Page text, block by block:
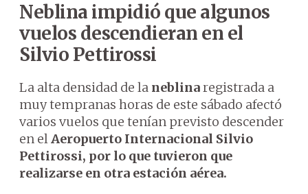
Neblina impidió que algunos
vuelos descendieran en el
Silvio Pettirossi
La alta densidad de la neblinaregistrada a
muy tempranas horas de este sábado afectó
varios vuelos que tenían previsto descender
en elAeropuerto Internacional Silvio
Pettirossi, por lo que tuvieron que
realizarse en otra estación aérea.